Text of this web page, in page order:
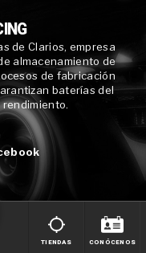
de Clarios, empresa
almacenamiento de
de fabricación
baterías del
rendimiento.
TIENDAS CONÓCENOS